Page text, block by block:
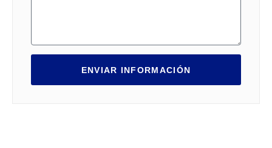
ENVIAR INFORMACIÓN